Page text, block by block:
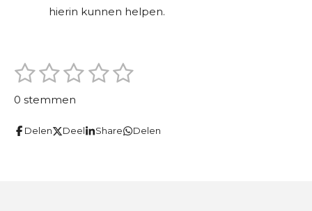
hierin kunnen helpen.
R
1
s
e
2
s
e
3
s
e
4
e
5
e
S
e
0 stemmen
Delen Deel Share Delen